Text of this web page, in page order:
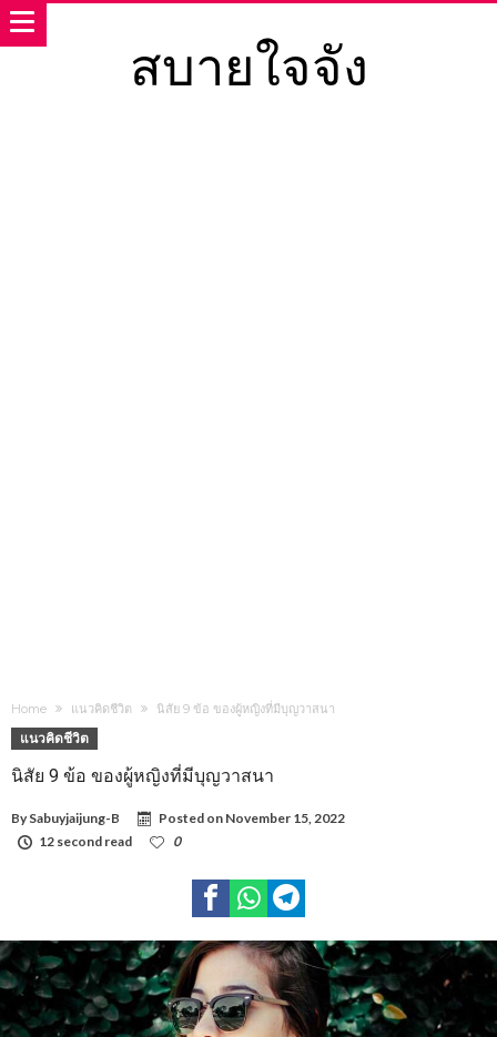
สบายใจจัง
Home แนวคิดชีวิต นิสัย 9 ข้อ ของผู้หญิงที่มีบุญวาสนา
แนวคิดชีวิต
นิสัย 9 ข้อ ของผู้หญิงที่มีบุญวาสนา
By Sabuyjaijung-B Posted on November 15, 2022
12 second read
0